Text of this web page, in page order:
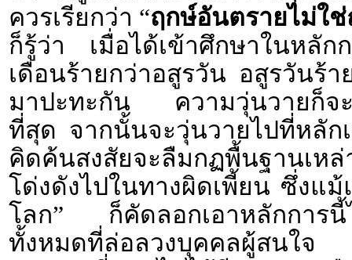
ควรเรียกว่า “ฤกษ์อันตรายไม่ใ
ก็รู้ว่า เมื่อได้เข้าศึกษาในหลั
เดือนร้ายกว่าอสูรวัน อสูรวันร้
มาปะทะกัน ความวุ่นวายก็จะ
ที่สุด จากนั้นจะวุ่นวายไปที่หลั
คิดค้นสงสัยจะลืมกฏพื้นฐานเ
โด่งดังไปในทางผิดเพี้ยน ซึ่งแ
โลก” ก็คัดลอกเอาหลักการ
ทั้งหมดที่ล่อลวงบุคคลผู้สนใจ